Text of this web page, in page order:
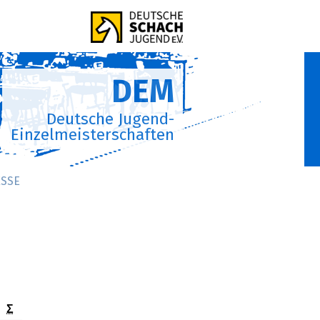
DEM
Deutsche Jugend-
Einzelmeisterschaften
Σ